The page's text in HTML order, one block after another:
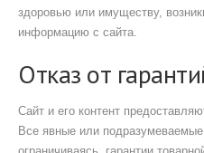
здоровью или имуществу,
информацию с сайта.
Отказ от
Сайт и его контент
Все явные или